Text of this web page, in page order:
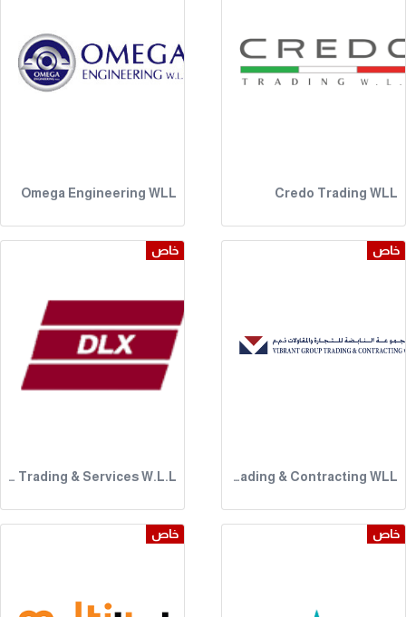
Omega Engineering WLL Credo Trading WLL
خاص
Deluxe Trading & Services W.L.L
خاص
AAA-Vibrant Group Trading & Contracting WLL
خاص خاص